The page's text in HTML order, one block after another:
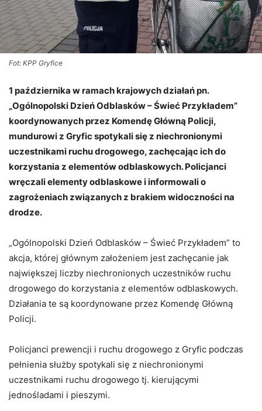
Fot: KPP Gryfice
1 października w ramach krajowych działań pn.
„Ogólnopolski Dzień Odblasków – Świeć Przykładem”
koordynowanych przez Komendę Główną Policji,
mundurowi z Gryfic spotykali się z niechronionymi
uczestnikami ruchu drogowego, zachęcając ich do
korzystania z elementów odblaskowych. Policjanci
wręczali elementy odblaskowe i informowali o
zagrożeniach związanych z brakiem widoczności na
drodze.
„Ogólnopolski Dzień Odblasków – Świeć Przykładem” to
akcja, której głównym założeniem jest zachęcanie jak
największej liczby niechronionych uczestników ruchu
drogowego do korzystania z elementów odblaskowych.
Działania te są koordynowane przez Komendę Główną
Policji.
Policjanci prewencji i ruchu drogowego z Gryfic podczas
pełnienia służby spotykali się z niechronionymi
uczestnikami ruchu drogowego tj. kierującymi
jednośladami i pieszymi.